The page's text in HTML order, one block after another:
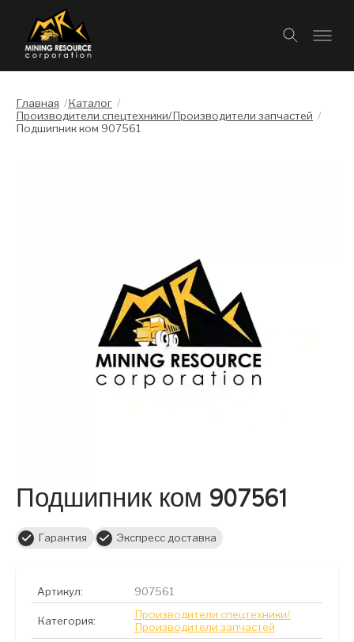
Главная /Каталог /
Производители спецтехники/Производители запчастей /
Подшипник ком 907561
Подшипник ком 907561
Гарантия Экспресс доставка
Артикул: 907561
Категория:
Производители спецтехники/
Производители запчастей